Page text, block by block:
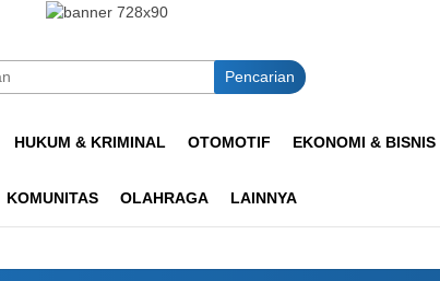
Pencarian
HUKUM & KRIMINAL OTOMOTIF EKONOMI & BISNIS
KOMUNITAS OLAHRAGA LAINNYA